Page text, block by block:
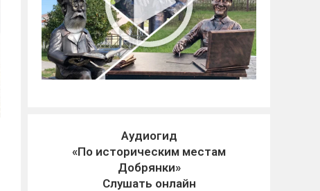
Аудиогид
«По историческим местам
Добрянки»
Слушать онлайн